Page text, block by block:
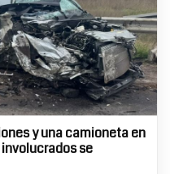
y una camioneta en
se